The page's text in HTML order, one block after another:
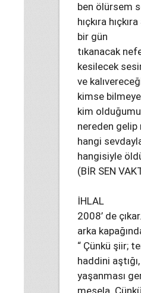
ben ölürsem
hıçkıra
bir gün
tıkanacak
kesilecek
ve
kimse
kim olduğumu
nereden
hangi
hangisiyle
(BİR SEN
İHLAL
2008’ de
arka
“ Çünkü şiir;
haddini
yaşanması
mesela.